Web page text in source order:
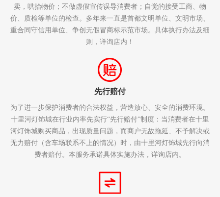
卖，哄抬物价；不做虚假宣传误导消费者；自觉的接受工商、物
价、质检等单位的检查。多年来一直是首都文明单位、文明市场、
重合同守信用单位、争创无假冒商标示范市场。具体执行办法及细
则，详询店内！
先行赔付
为了进一步保护消费者的合法权益，营造放心、安全的消费环境。
十里河灯饰城在行业内率先实行“先行赔付”制度：当消费者在十里
河灯饰城购买商品，出现质量问题，而商户无故拖延、不予解决或
无力赔付（含车场联系不上的情况）时，由十里河灯饰城先行向消
费者赔付。本服务承诺具体实施办法，详询店内。